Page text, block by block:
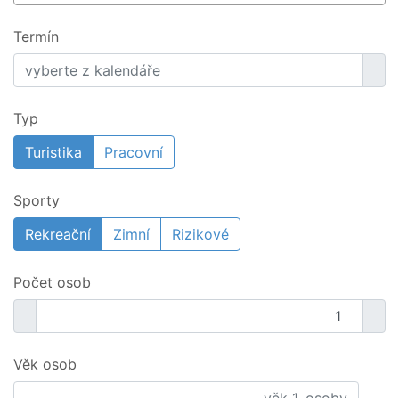
Termín
Typ
Turistika
Pracovní
Sporty
Rekreační
Zimní Rizikové
Počet osob
Věk osob